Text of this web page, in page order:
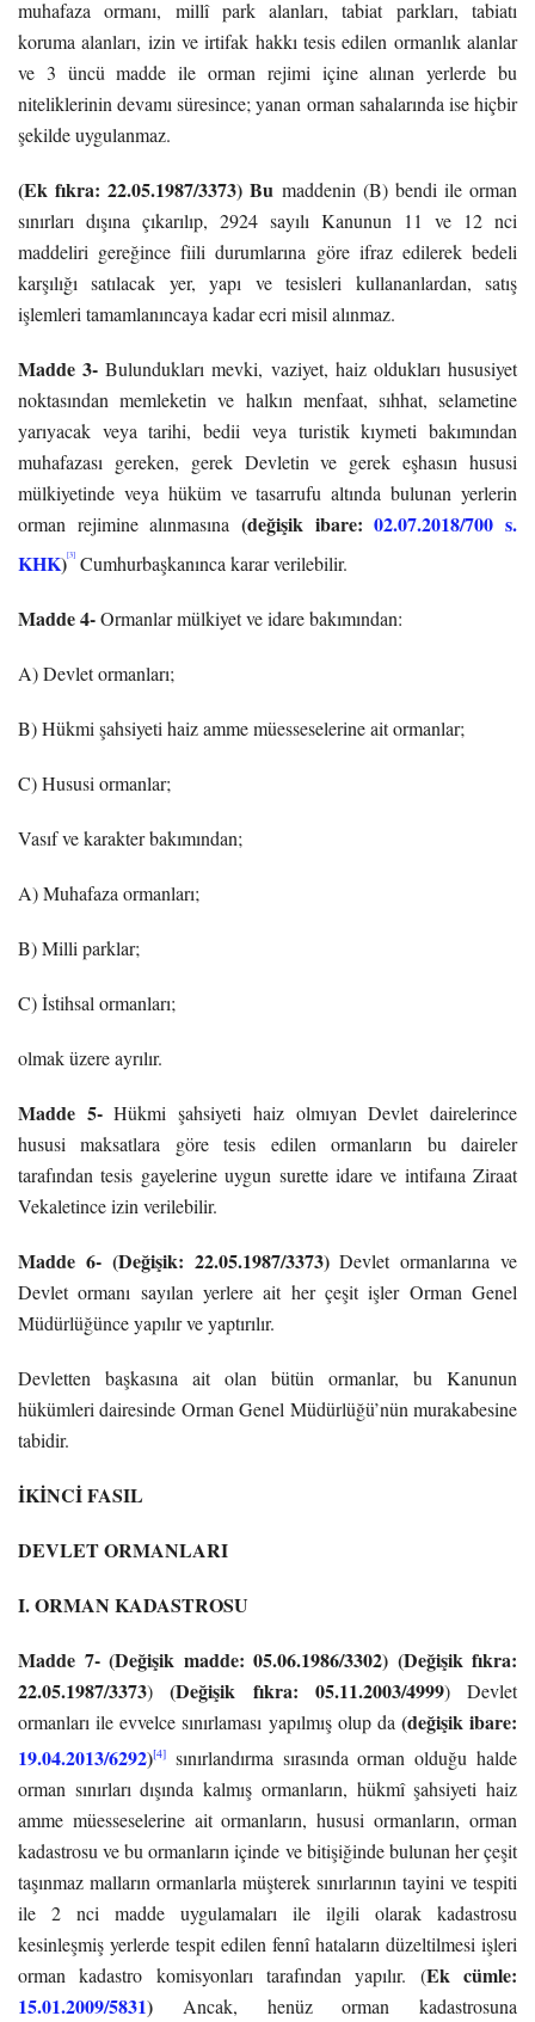
muhafaza ormanı, millî park alanları, tabiat parkları, tabiatı
koruma alanları, izin ve irtifak hakkı tesis edilen ormanlık alanlar
ve 3 üncü madde ile orman rejimi içine alınan yerlerde bu
niteliklerinin devamı süresince; yanan orman sahalarında ise hiçbir
şekilde uygulanmaz.
(Ek fıkra: 22.05.1987/3373)Bu maddenin (B) bendi ile orman
sınırları dışına çıkarılıp, 2924 sayılı Kanunun 11 ve 12 nci
maddeliri gereğince fiili durumlarına göre ifraz edilerek bedeli
karşılığı satılacak yer, yapı ve tesisleri kullananlardan, satış
işlemleri tamamlanıncaya kadar ecri misil alınmaz.
Madde 3-Bulundukları mevki, vaziyet, haiz oldukları hususiyet
noktasından memleketin ve halkın menfaat, sıhhat, selametine
yarıyacak veya tarihi, bedii veya turistik kıymeti bakımından
muhafazası gereken, gerek Devletin ve gerek eşhasın hususi
mülkiyetinde veya hüküm ve tasarrufu altında bulunan yerlerin
orman rejimine alınmasına (değişik ibare:02.07.2018/700 s.
KHK)[3] Cumhurbaşkanınca karar verilebilir.
Madde 4-Ormanlar mülkiyet ve idare bakımından:
A) Devlet ormanları;
B) Hükmi şahsiyeti haiz amme müesseselerine ait ormanlar;
C) Hususi ormanlar;
Vasıf ve karakter bakımından;
A) Muhafaza ormanları;
B) Milli parklar;
C) İstihsal ormanları;
olmak üzere ayrılır.
Madde 5-Hükmi şahsiyeti haiz olmıyan Devlet dairelerince
hususi maksatlara göre tesis edilen ormanların bu daireler
tarafından tesis gayelerine uygun surette idare ve intifaına Ziraat
Vekaletince izin verilebilir.
Madde 6- (Değişik: 22.05.1987/3373)Devlet ormanlarına ve
Devlet ormanı sayılan yerlere ait her çeşit işler Orman Genel
Müdürlüğünce yapılır ve yaptırılır.
Devletten başkasına ait olan bütün ormanlar, bu Kanunun
hükümleri dairesinde Orman Genel Müdürlüğü’nün murakabesine
tabidir.
İKİNCİ FASIL
DEVLET ORMANLARI
I. ORMAN KADASTROSU
Madde 7- (Değişik madde: 05.06.1986/3302) (Değişik fıkra:
22.05.1987/3373)(Değişik fıkra: 05.11.2003/4999) Devlet
ormanları ile evvelce sınırlaması yapılmış olup da (değişik ibare:
19.04.2013/6292)[4] sınırlandırma sırasında orman olduğu halde
orman sınırları dışında kalmış ormanların, hükmî şahsiyeti haiz
amme müesseselerine ait ormanların, hususi ormanların, orman
kadastrosu ve bu ormanların içinde ve bitişiğinde bulunan her çeşit
taşınmaz malların ormanlarla müşterek sınırlarının tayini ve tespiti
ile 2 nci madde uygulamaları ile ilgili olarak kadastrosu
kesinleşmiş yerlerde tespit edilen fennî hataların düzeltilmesi işleri
orman kadastro komisyonları tarafından yapılır. (Ek cümle:
15.01.2009/5831)
Ancak, henüz orman kadastrosuna